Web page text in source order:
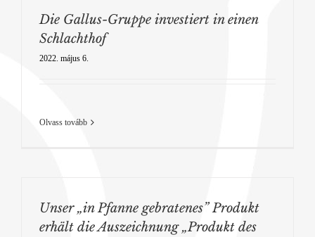
Die Gallus-Gruppe investiert in einen
Schlachthof
2022. május 6.
Olvass tovább
Unser „in Pfanne gebratenes” Produkt
erhält die Auszeichnung „Produkt des